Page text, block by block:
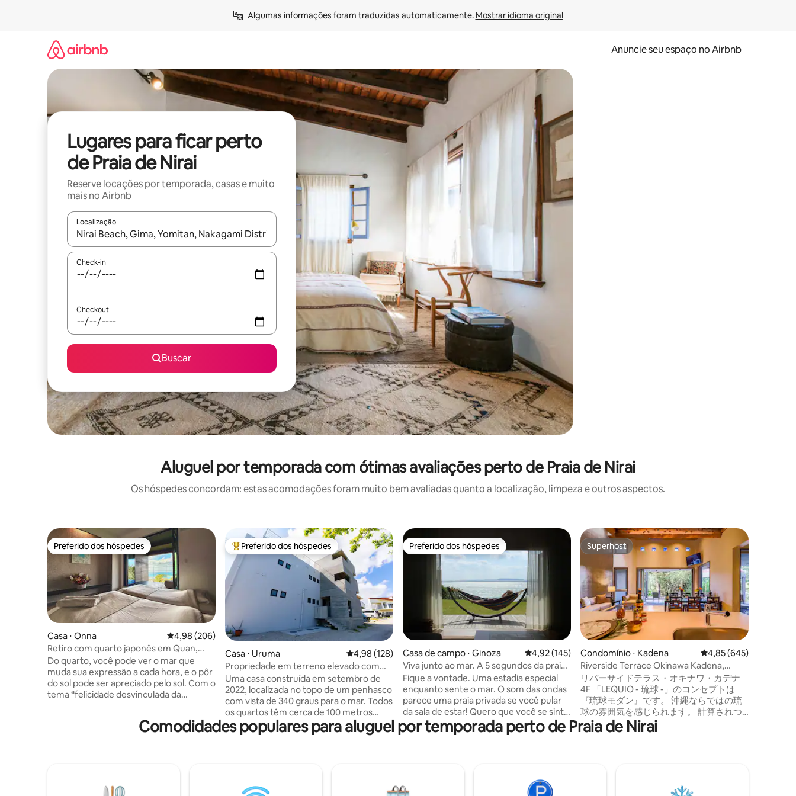
Algumas informações foram traduzidas automaticamente. Mostrar idioma original
Anuncie seu espaço no Airbnb
Lugares para ficar perto
de Praia de Nirai
Reserve locações por temporada, casas e muito
mais no Airbnb
Localização
Quando os resultados estiverem disponíveis, explore-os usando as seta para cima e para baixo do teclado ou tocando e deslizando o dedo na tela.
Check-in
Checkout
Buscar
Aluguel por temporada com ótimas avaliações perto de Praia de Nirai
Os hóspedes concordam: estas acomodações foram muito bem avaliadas quanto a localização, limpeza e outros aspectos.
Preferido dos hóspedes
Preferido dos hóspedes
Casa ⋅ Onna 4,98 de uma avaliação média de 5, 206 avaliações
4,98 (206)
Retiro com quarto japonês em Quan,
vista para o mar e sauna privativa
Do quarto, você pode ver o mar que
muda sua expressão a cada hora, e o pôr
do sol pode ser apreciado pelo sol. Com o
tema “felicidade desvinculada da
hóspedes, durante toda a estadia, uma
contato com o anfitrião e nos informar o
Entre os melhores preferidos dos hóspedes
Preferido dos hóspedes
Casa ⋅ Uruma 4,98 de uma avaliação média de 5, 128 avaliações
4,98 (128)
Propriedade em terreno elevado com
vista de 340 graus para o mar e terraço
para churrasco
Uma casa construída em setembro de
2022, localizada no topo de um penhasco
com vista de 340 graus para o mar. Todos
os quartos têm cerca de 100 metros
quadrados e vista para o mar. As áreas
disponíveis para os hóspedes são as
um projetor 4K e uma tela grande, onde
Preferido dos hóspedes
Preferido dos hóspedes
Casa de campo ⋅ Ginoza 4,92 de uma avaliação média de 5, 145 avaliações
4,92 (145)
Viva junto ao mar. A 5 segundos da praia,
descalço, e com a liberdade de uma casa
inteira só para você, na Villa Kukuru
Fique a vontade. Uma estadia especial
enquanto sente o mar. O som das ondas
parece uma praia privada se você pular
da sala de estar! Quero que você se sinta
como o "tempo da ilha" único e relaxante
de Okinawa em um espaço especial que
horizonte e dê um passeio na praia.
Coma no convés se o tempo estiver
Superhost
Superhost
Condomínio ⋅ Kadena 4,85 de uma avaliação
4,85 (645)
Riverside Terrace Okinawa Kadena,
Apartamento Familiar 4
リバーサイドテラス・オキナワ・カデナ
4F 「LEQUIO - 琉球 -」のコンセプトは
『琉球モダン』です。 沖縄ならではの琉
球の雰囲気を感じられます。 計算されつ
くした複雑な階層や造りは、モダン建築
の面白さも十分楽しめます。 やちむん作
見下ろす眺めは圧巻。 まるで天空にいる
Comodidades populares para aluguel por temporada perto de Praia de Nirai